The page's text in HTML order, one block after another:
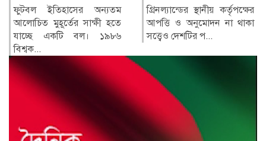
গ্রিনল্যান্ডের স্থানীয় কর্তৃপক্ষের
আপত্তি ও অনুমোদন না থাকা
সত্ত্বেও দেশটির প...
রাশিয়া ও ইউক্রেনের মধ্যে
শনিবার রাতভর পাল্টাপাল্টি
হামলায় অন্তত তিনজন নিহত